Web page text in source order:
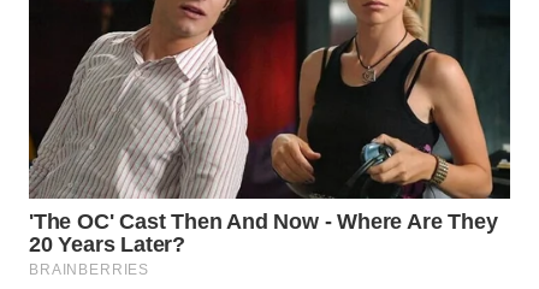
CIREBON
WN
INDRAMAYU
WN
KUNINGAN